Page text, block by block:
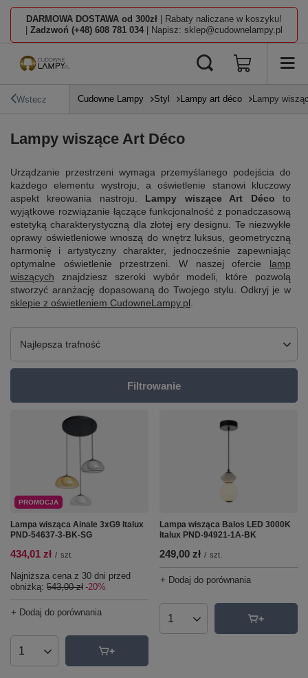
DARMOWA DOSTAWA od 300zł | Rabaty naliczane w koszyku!
Zadzwoń (+48) 608 781 034 | Napisz: sklep@cudownelampy.pl
Wstecz Cudowne Lampy Styl Lampy art déco Lampy
Lampy wiszące Art Déco
Urządzanie przestrzeni wymaga przemyślanego podejścia do
każdego elementu wystroju, a oświetlenie stanowi kluczowy
aspekt kreowania nastroju. Lampy wiszące Art Déco to
wyjątkowe rozwiązanie łączące funkcjonalność z ponadczasową
estetyką charakterystyczną dla złotej ery designu. Te niezwykłe
oprawy oświetleniowe wnoszą do wnętrz luksus, geometryczną
harmonię i artystyczny charakter, jednocześnie zapewniając
optymalne oświetlenie przestrzeni. W naszej ofercie lamp
wiszących znajdziesz szeroki wybór modeli, które pozwolą
stworzyć aranżację dopasowaną do Twojego stylu. Odkryj je w
sklepie z oświetleniem CudowneLampy.pl
Zmień sortowanie
Najlepsza trafność
Filtrowanie
PROMOCJA
Lampa wisząca Ainale 3xG9 Italux
PND-54637-3-BK-SG
434,01 zł / szt.
Najniższa cena z 30 dni przed
obniżką: 543,00 zł -20%
+ Dodaj do porównania
Ilość produktów
Lampa wisząca Balos LED 3000K
Italux PND-94921-1A-BK
249,00 zł / szt.
+ Dodaj do porównania
Ilość produktów